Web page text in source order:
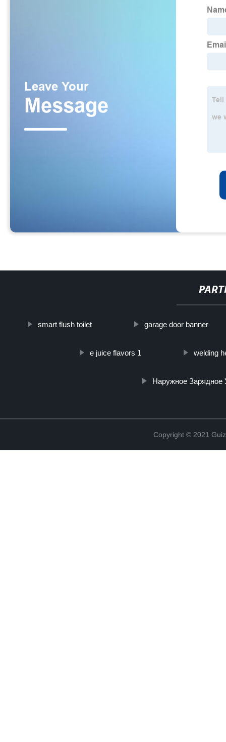
smart flush toilet garage door banner
e juice flavors 1 welding
Наружное Зарядное
Copyright © 2021